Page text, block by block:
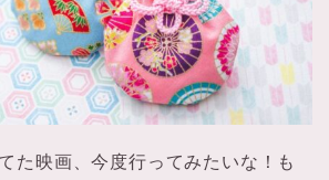
た映画、今度行ってみたいな！も